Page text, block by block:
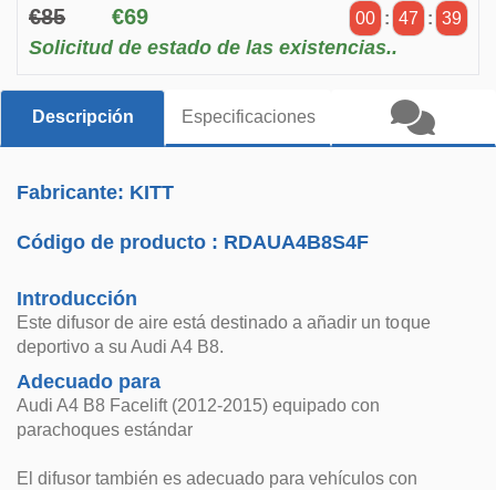
€85 €69 00 : 47 : 39
Solicitud de estado de las existencias..
Descripción Especificaciones
Fabricante: KITT
Código de producto : RDAUA4B8S4F
Introducción
Este difusor de aire está destinado a añadir un toque
deportivo a su Audi A4 B8.
Adecuado para
Audi A4 B8 Facelift (2012-2015) equipado con
parachoques estándar
El difusor también es adecuado para vehículos con